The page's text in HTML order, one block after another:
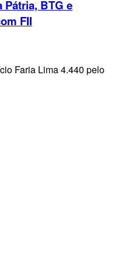
Pátria, BTG e
FII
Faria Lima 4.440 pelo